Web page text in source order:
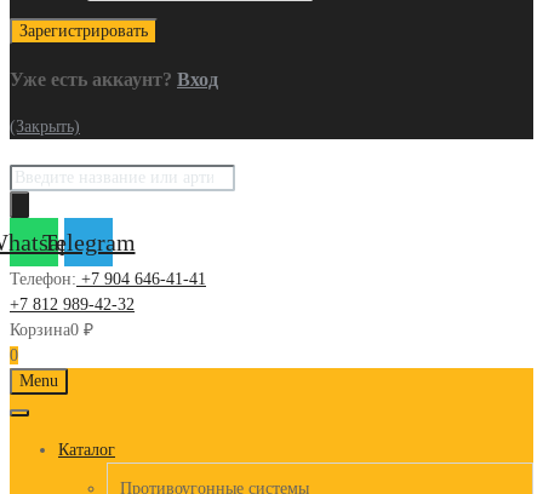
Уже есть аккаунт? Вход
(Закрыть)
Поиск
Telegram
Телефон: +7 904 646-41-41
+7 812 989-42-32
Корзина0 ₽
0
Skip
to
Menu
Каталог
Противоугонные системы